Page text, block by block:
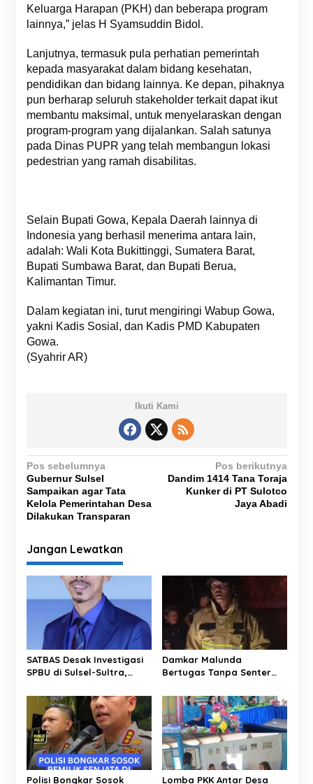
Keluarga Harapan (PKH) dan beberapa program
lainnya,” jelas H Syamsuddin Bidol.
Lanjutnya, termasuk pula perhatian pemerintah
kepada masyarakat dalam bidang kesehatan,
pendidikan dan bidang lainnya. Ke depan, pihaknya
pun berharap seluruh stakeholder terkait dapat ikut
membantu maksimal, untuk menyelaraskan dengan
program-program yang dijalankan. Salah satunya
pada Dinas PUPR yang telah membangun lokasi
pedestrian yang ramah disabilitas.
Selain Bupati Gowa, Kepala Daerah lainnya di
Indonesia yang berhasil menerima antara lain,
adalah: Wali Kota Bukittinggi, Sumatera Barat,
Bupati Sumbawa Barat, dan Bupati Berua,
Kalimantan Timur.
Dalam kegiatan ini, turut mengiringi Wabup Gowa,
yakni Kadis Sosial, dan Kadis PMD Kabupaten
Gowa.
(Syahrir AR)
Ikuti Kami
N
a
v
i
g
a
i
o
s
Pos sebelumnya
Gubernur Sulsel
Sampaikan agar Tata
Kelola Pemerintahan Desa
Dilakukan Transparan
Pos berikutnya
Dandim 1414 Tana Toraja
Kunker di PT Sulotco
Jaya Abadi
Jangan Lewatkan
SATBAS Desak Investigasi
SPBU di Sulsel-Sultra,
Pelayanan hingga
Kesejahteraan Karyawan
Damkar Malunda
Bertugas Tanpa Senter
Hutan di Malam Hari
Polisi Bongkar Sosok Lomba PKK Antar Desa